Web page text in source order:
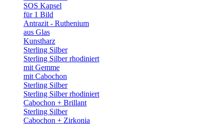
SOS Kapsel
für 1 Bild
Antrazit - Ruthenium
aus Glas
Kunstharz
Sterling Silber
Sterling Silber rhodiniert
mit Gemme
mit Cabochon
Sterling Silber
Sterling Silber rhodiniert
Cabochon + Brillant
Sterling Silber
Cabochon + Zirkonia